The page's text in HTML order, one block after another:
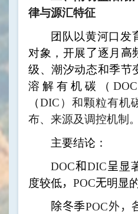
律与源汇特征
团队以黄河口发
对象，开展了逐月 高
级、潮汐动态和季节
溶解有机碳（ DOC
（DIC ）和颗粒有机
布、来源及调控机制。
主要结论：
DOC和DIC呈 显
度较低， POC无明显
除冬季POC外，